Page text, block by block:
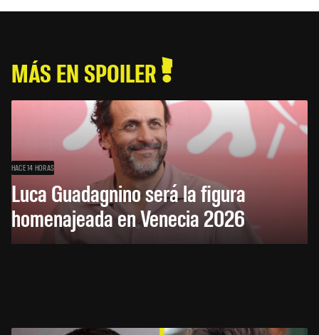
MÁS EN SPOILER
HACE 14 HORAS
Luca Guadagnino será la figura
homenajeada en Venecia 2026